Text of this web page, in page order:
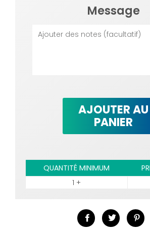
Message
AJOUTER AU
PANIER
QUANTITÉ MINIMUM
1 +
PartagerTweeter